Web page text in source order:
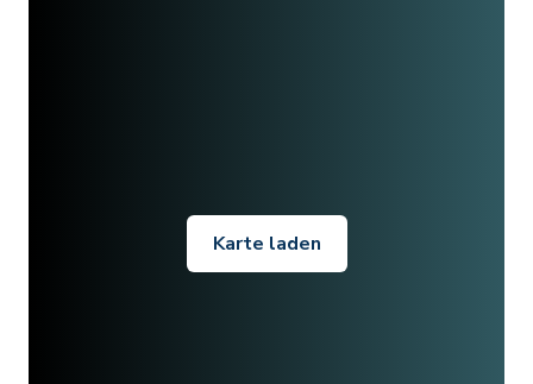
Karte laden